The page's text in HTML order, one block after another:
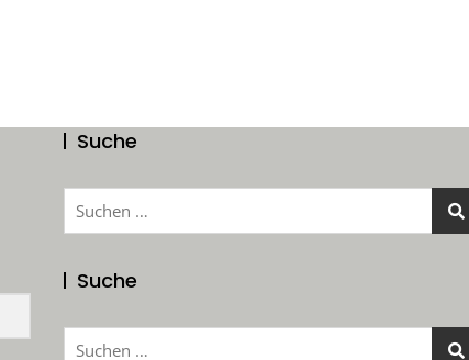
Suche
Suchen
Suche
Suchen